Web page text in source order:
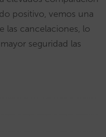
positivo, vemos una
las cancelaciones, lo
seguridad las